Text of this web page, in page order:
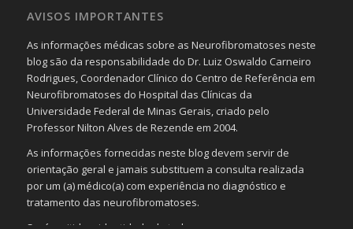
AVISOS IMPORTANTES
As informações médicas sobre as Neurofibromatoses neste
blog são da responsabilidade do Dr. Luiz Oswaldo Carneiro
Rodrigues, Coordenador Clínico do Centro de Referência em
Neurofibromatoses do Hospital das Clínicas da
Universidade Federal de Minas Gerais, criado pelo
Professor Nilton Alves de Rezende em 2004.
As informações fornecidas neste blog devem servir de
orientação geral e jamais substituem a consulta realizada
por um (a) médico(a) com experiência no diagnóstico e
tratamento das neurofibromatoses.